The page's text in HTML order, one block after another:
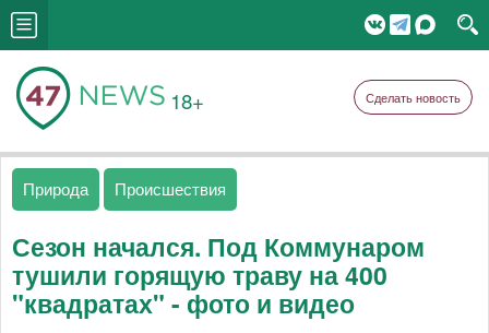
18+ Сделать новость
Природа Происшествия
Сезон начался. Под Коммунаром
тушили горящую траву на 400
"квадратах" - фото и видео